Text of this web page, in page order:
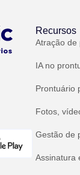
Recursos
Atração de
IA no
Prontuário
Fotos,
Gestão de
Assinatura